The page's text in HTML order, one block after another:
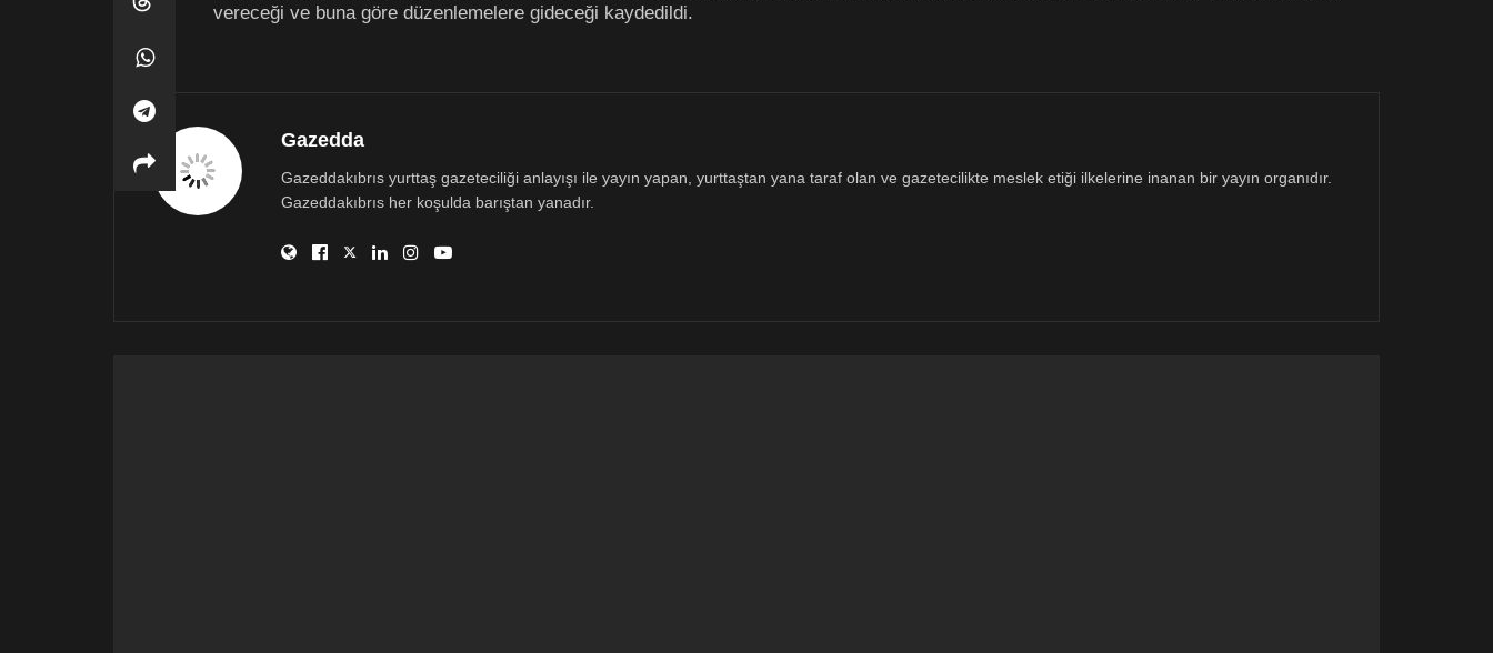
vereceği ve buna göre düzenlemelere gideceği kaydedildi.
Gazedda
Gazeddakıbrıs yurttaş gazeteciliği anlayışı ile yayın yapan, yurttaştan yana taraf olan ve gazetecilikte meslek etiği ilkelerine inanan bir yayın organıdır.
Gazeddakıbrıs her koşulda barıştan yanadır.